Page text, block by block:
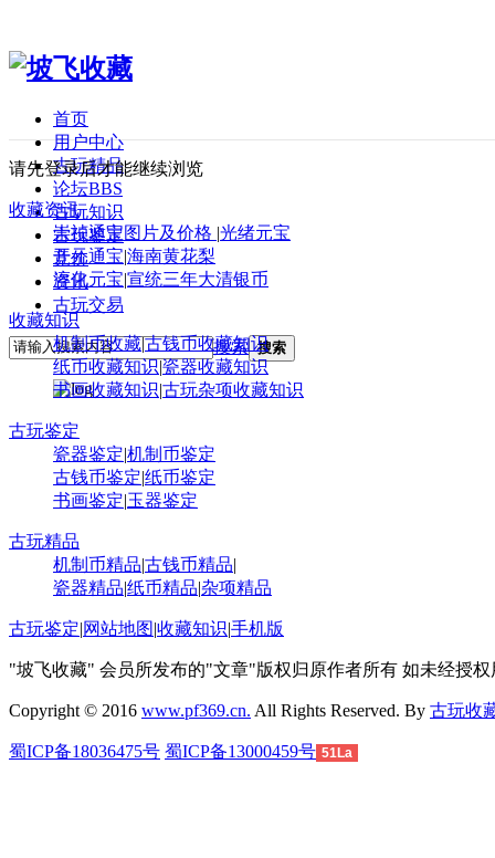
首页
用户中心
古玩精品
论坛BBS
古玩知识
古玩鉴定
竞价
资讯
古玩交易
搜索 搜索
请先登录后才能继续浏览
收藏资讯
崇祯通宝图片及价格 |光绪元宝
开元通宝|海南黄花梨
淳化元宝|宣统三年大清银币
收藏知识
机制币收藏|古钱币收藏知识
纸币收藏知识|瓷器收藏知识
书画收藏知识|古玩杂项收藏知识
古玩鉴定
瓷器鉴定|机制币鉴定
古钱币鉴定|纸币鉴定
书画鉴定|玉器鉴定
古玩精品
机制币精品|古钱币精品|
瓷器精品|纸币精品|杂项精品
古玩鉴定|网站地图|收藏知识|手机版
"坡飞收藏" 会员所发布的"文章"版权归原作者所有 如未经授
Copyright © 2016 www.pf369.cn. All Rights Reserved. By 古玩收
蜀ICP备18036475号 蜀ICP备13000459号 51La